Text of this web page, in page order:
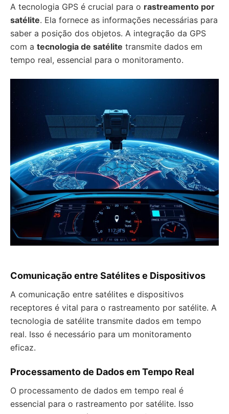
A tecnologia GPS é crucial para o rastreamento por
satélite. Ela fornece as informações necessárias para
saber a posição dos objetos. A integração da GPS
com a tecnologia de satélite transmite dados em
tempo real, essencial para o monitoramento.
Comunicação entre Satélites e Dispositivos
A comunicação entre satélites e dispositivos
receptores é vital para o rastreamento por satélite. A
tecnologia de satélite transmite dados em tempo
real. Isso é necessário para um monitoramento
eficaz.
Processamento de Dados em Tempo Real
O processamento de dados em tempo real é
essencial para o rastreamento por satélite. Isso